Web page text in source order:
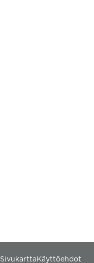
Sivukartta Käyttöehdot